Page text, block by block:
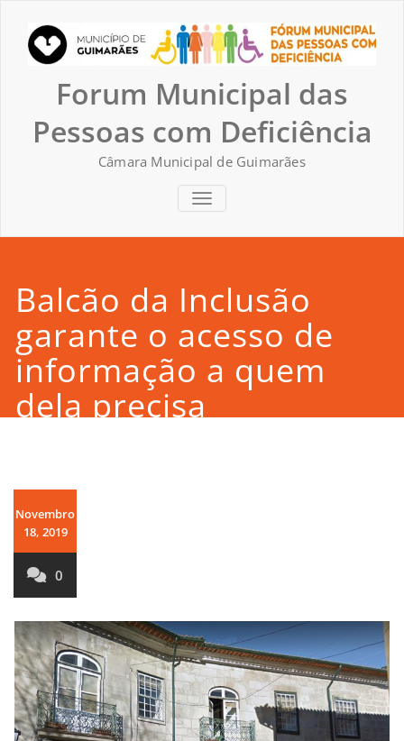
content
Forum Municipal das
Pessoas com Deficiência
Câmara Municipal de Guimarães
TOGGLE NAVIGATION
Balcão da Inclusão
garante o acesso de
informação a quem
dela precisa
Novembro
18, 2019
0